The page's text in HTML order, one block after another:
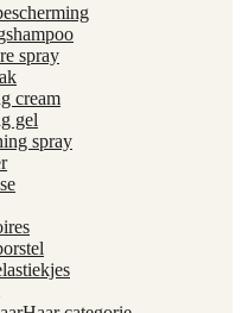
spray
cream
gel
spray